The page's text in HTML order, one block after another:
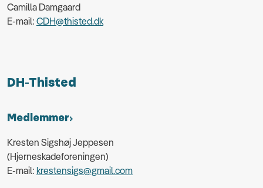
Camilla Damgaard
E-mail: CDH@thisted.dk
DH-Thisted
Medlemmer
Kresten Sigshøj Jeppesen
(Hjerneskadeforeningen)
E-mail: krestensigs@gmail.com